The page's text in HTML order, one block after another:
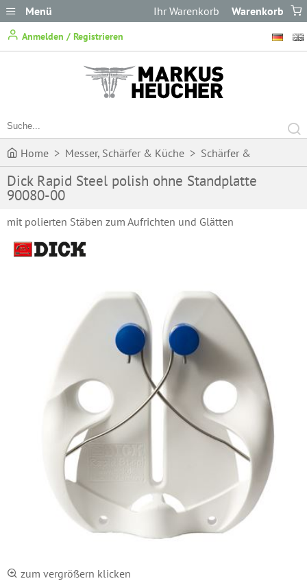
Menü
Anmelden / Registrieren
Warenkorb
Ihr Warenkorb
Home > Messer, Schärfer & Küche > Schärfer &
Wetzstähle > Schärfer >Dick Rapid Steel polish ohne
Dick Rapid Steel polish ohne Standplatte
90080-00
mit polierten Stäben zum Aufrichten und Glätten
zum vergrößern klicken